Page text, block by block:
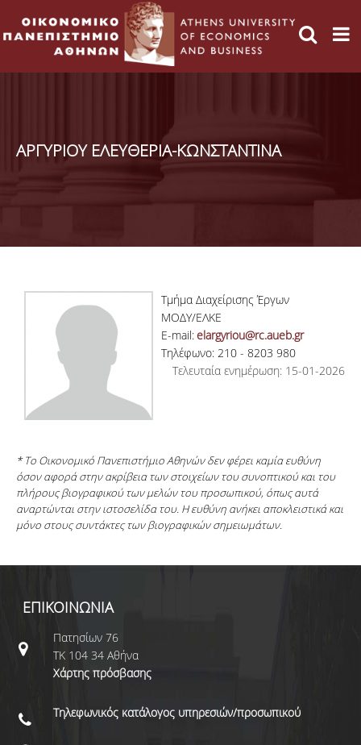
ΑΡΓΥΡΙΟΥ ΕΛΕΥΘΕΡΙΑ-ΚΩΝΣΤΑΝΤΙΝΑ
Τμήμα Διαχείρισης Έργων
ΜΟΔΥ/ΕΛΚΕ
E-mail:elargyriou@rc.aueb.gr
Τηλέφωνο: 210 - 8203 980
Τελευταία ενημέρωση: 15-01-2026
* Το Οικονομικό Πανεπιστήμιο Αθηνών δεν φέρει καμία ευθύνη
όσον αφορά στην ακρίβεια των στοιχείων του συνοπτικού και του
πλήρους βιογραφικού των μελών του προσωπικού, όπως αυτά
αναρτώνται στην ιστοσελίδα του. Η ευθύνη ανήκει αποκλειστικά και
μόνο στους συντάκτες των βιογραφικών σημειωμάτων.
ΕΠΙΚΟΙΝΩΝΙΑ
Πατησίων 76
ΤΚ 104 34 Αθήνα
Χάρτης πρόσβασης
Τηλεφωνικός κατάλογος υπηρεσιών/προσωπικού